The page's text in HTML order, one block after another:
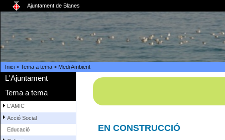
Ajuntament de Blanes
Inici> Tema a tema> Medi Ambient
L'Ajuntament
Tema a tema
L'AMIC
Acció Social
Educació
EN CONSTRUCCIÓ